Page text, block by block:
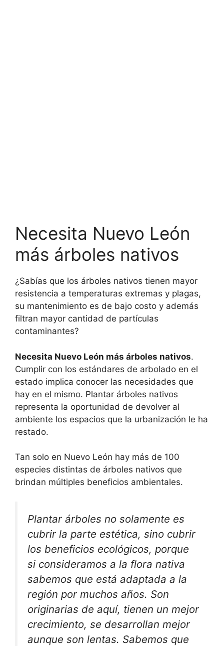
Necesita Nuevo León
más árboles nativos
¿Sabías que los árboles nativos tienen mayor
resistencia a temperaturas extremas y plagas,
su mantenimiento es de bajo costo y además
filtran mayor cantidad de partículas
contaminantes?
Necesita Nuevo León más árboles nativos.
Cumplir con los estándares de arbolado en el
estado implica conocer las necesidades que
hay en el mismo. Plantar árboles nativos
representa la oportunidad de devolver al
ambiente los espacios que la urbanización le ha
restado.
Tan solo en Nuevo León hay más de 100
especies distintas de árboles nativos que
brindan múltiples beneficios ambientales.
Plantar árboles no solamente es
cubrir la parte estética, sino cubrir
los beneficios ecológicos, porque
si consideramos a la flora nativa
sabemos que está adaptada a la
región por muchos años. Son
originarias de aquí, tienen un mejor
crecimiento, se desarrollan mejor
aunque son lentas. Sabemos que